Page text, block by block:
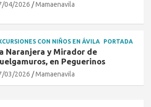
04/2026 Mamaenavila
CON NIÑOS EN ÁVILA PORTADA
Naranjera y Mirador de
en Peguerinos
03/2026 Mamaenavila